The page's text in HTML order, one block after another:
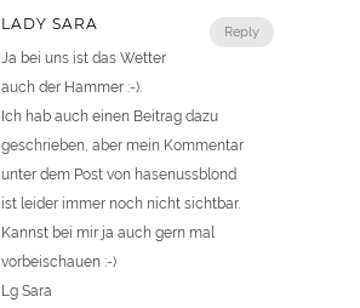
Reply
LADY SARA
Ja bei uns ist das Wetter
auch der Hammer :-).
Ich hab auch einen Beitrag dazu
geschrieben, aber mein Kommentar
unter dem Post von hasenussblond
ist leider immer noch nicht sichtbar.
Kannst bei mir ja auch gern mal
vorbeischauen :-)
Lg Sara